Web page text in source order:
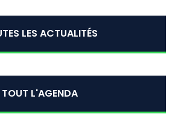
LES ACTUALITÉS
TOUT L'AGENDA